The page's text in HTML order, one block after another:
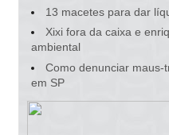
13 macetes para dar
Xixi fora da caixa e
ambiental
Como denunciar maus-
em SP